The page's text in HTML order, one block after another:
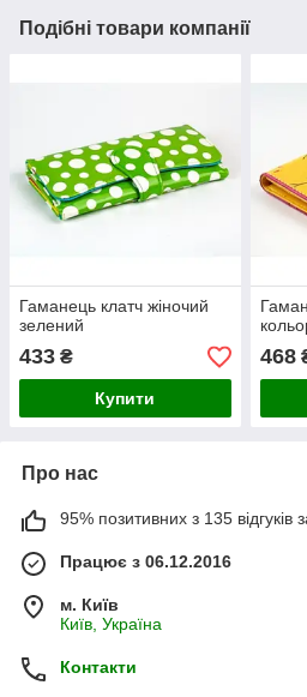
Подібні товари компанії
Гаманець клатч жіночий
зелений
433 ₴
Купити
468
Про нас
95% позитивних з 135 відгуків
Працює з 06.12.2016
м. Київ
Київ, Україна
Контакти